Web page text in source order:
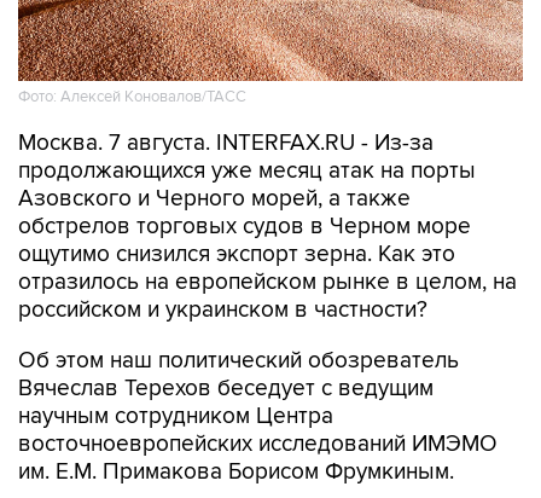
Фото: Алексей Коновалов/ТАСС
Москва. 7 августа. INTERFAX.RU - Из-за
продолжающихся уже месяц атак на порты
Азовского и Черного морей, а также
обстрелов торговых судов в Черном море
ощутимо снизился экспорт зерна. Как это
отразилось на европейском рынке в целом, на
российском и украинском в частности?
Об этом наш политический обозреватель
Вячеслав Терехов беседует с ведущим
научным сотрудником Центра
восточноевропейских исследований ИМЭМО
им. Е.М. Примакова Борисом Фрумкиным.